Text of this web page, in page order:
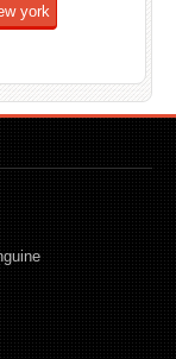
york